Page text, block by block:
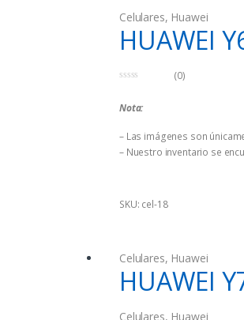
Celulares, Huawei
HUAWEI
e
(0)
Nota:
– Las imágenes son
– Nuestro inventario se
SKU: cel-18
Celulares, Huawei
HUAWEI
Celulares, Huawei